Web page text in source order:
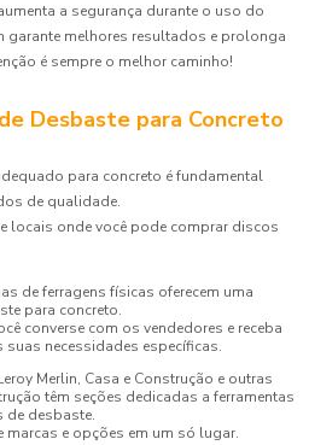
a segurança durante o uso do
garante melhores resultados e prolonga
é sempre o melhor caminho!
Desbaste para Concreto
para concreto é fundamental
de qualidade.
locais onde você pode comprar discos
de ferragens físicas oferecem uma
para concreto.
converse com os vendedores e receba
necessidades específicas.
Merlin, Casa e Construção e outras
têm seções dedicadas a ferramentas
de desbaste.
marcas e opções em um só lugar.